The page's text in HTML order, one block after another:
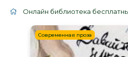
Онлайн библиотека
Современная проза